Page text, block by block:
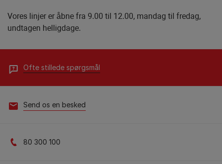
Vores linjer er åbne fra 9.00 til 12.00, mandag til fredag,
undtagen helligdage.
Ofte stillede spørgsmål​
Send os en besked​
80 300 100